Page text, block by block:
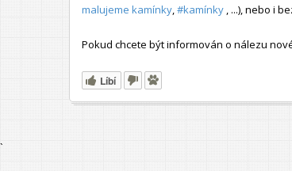
malujeme kamínky #kamínky , ...), nebo i
Pokud chcete být informován o nálezu
Líbí
`